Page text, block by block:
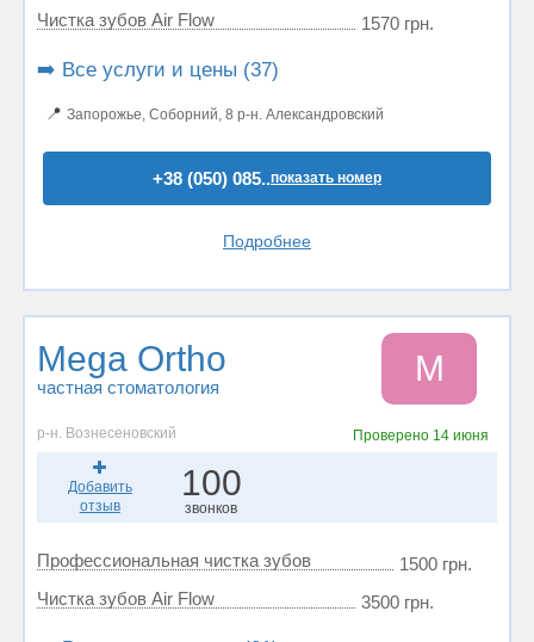
Чистка зубов Air Flow
1570 грн.
➡️ Все услуги и цены (37)
📍 Запорожье, Соборний, 8 р-н. Александровский
+38 (050) 085..показать номер
Подробнее
Mega Ortho
частная стоматология M
р-н. Вознесеновский Проверено 14 июня
Добавить
отзыв
100
звонков
Профессиональная чистка зубов
1500 грн.
Чистка зубов Air Flow
3500 грн.